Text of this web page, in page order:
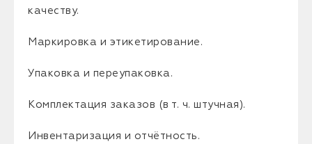
качеству.
Маркировка и этикетирование.
Упаковка и переупаковка.
Комплектация заказов (в т. ч. штучная).
Инвентаризация и отчётность.